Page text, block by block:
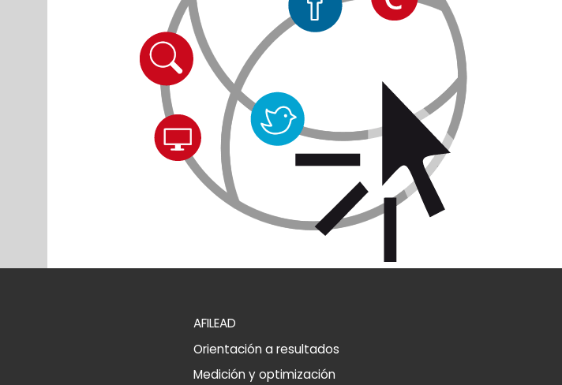
AFILEAD
Orientación a resultados
Medición y optimización